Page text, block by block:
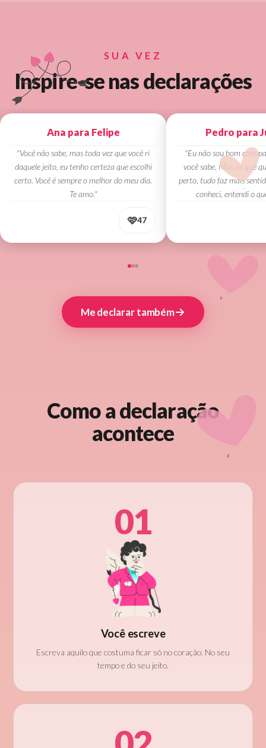
SUA VEZ
Inspire-se nas declarações
Ana para Felipe
"Você não sabe, mas toda vez que você ri
daquele jeito, eu tenho certeza que escolhi
certo. Você é sempre o melhor do meu dia.
Te amo."
🩷47
Pedro para
"Eu não sou bom com
você sabe. Mas sei que
perto, tudo faz mais
conheci, entendi o
Me declarar também
Como a declaração
acontece
01
Você escreve
Escreva aquilo que costuma ficar só no coração. No seu
tempo e do seu jeito.